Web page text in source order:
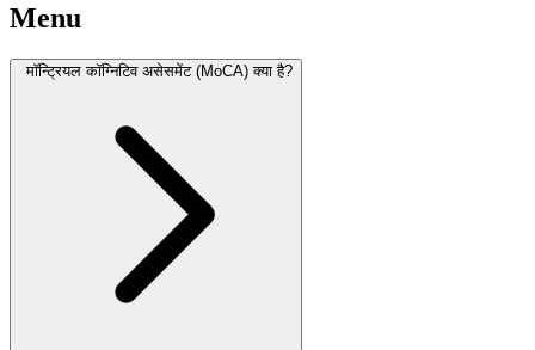
Menu
मॉन्ट्रियल कॉग्निटिव असेसमेंट (MoCA) क्या है?